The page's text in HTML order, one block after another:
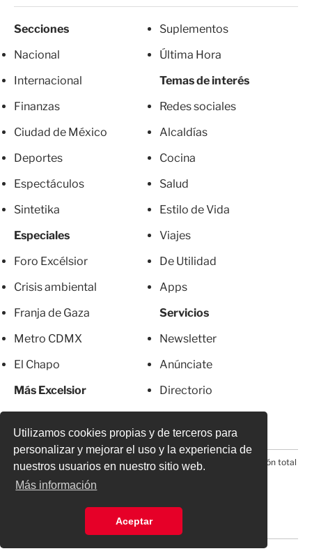
Utilizamos cookies propias y de terceros para
personalizar y mejorar el uso y la experiencia de
nuestros usuarios en nuestro sitio web.
Más información
Aceptar
Secciones
Nacional
Internacional
Finanzas
Ciudad de México
Deportes
Espectáculos
Sintetika
Especiales
Foro Excélsior
Crisis ambiental
Franja de Gaza
Metro CDMX
El Chapo
Más Excelsior
Suplementos
Última Hora
Temas de interés
Redes sociales
Alcaldías
Cocina
Salud
Estilo de Vida
Viajes
De Utilidad
Apps
Servicios
Newsletter
Anúnciate
Directorio
© 2026 Todos los derechos reservados. Prohibida la reproducción total
o parcial, incluyendo cualquier medio electrónico*